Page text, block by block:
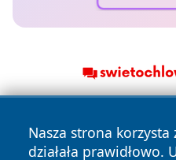
Nasza strona
działała prawidłowo.